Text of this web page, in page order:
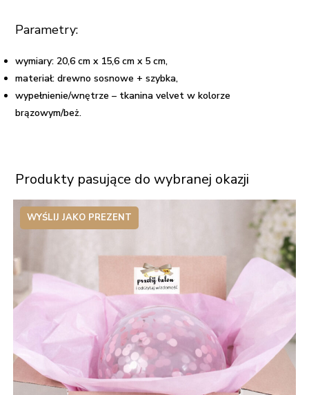
Parametry:
wymiary: 20,6 cm x 15,6 cm x 5 cm,
materiał: drewno sosnowe + szybka,
wypełnienie/wnętrze – tkanina velvet w kolorze
brązowym/beż.
Produkty pasujące do wybranej okazji
WYŚLIJ JAKO PREZENT